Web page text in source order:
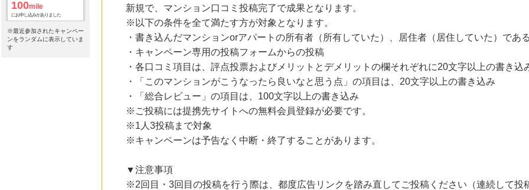
960mile
にお申し込みがありました
22時間前
※最近参加されたキャンペー
ンをランダムに表示していま
す
新規で、マンション口コミ投稿完了で成果となります。
※以下の条件を全て満たす方が対象となります。
・書き込んだマンションorアパートの所有者（所有していた）、居住者（居住していた）であ
・キャンペーン専用の投稿フォームからの投稿
・各口コミ項目は、評点投票およびメリットとデメリットの欄それぞれに20文字以上の書き込
・「このマンションがこうなったら良いなと思う点」の項目は、20文字以上の書き込み
・「総合レビュー」の項目は、100文字以上の書き込み
※ご投稿には提携先サイトへの無料会員登録が必要です。
※1人3投稿まで対象
※キャンペーンは予告なく中断・終了することがあります。
▼注意事項
※2回目・3回目の投稿を行う際は、都度広告リンクを踏み直してご投稿ください（連続して投